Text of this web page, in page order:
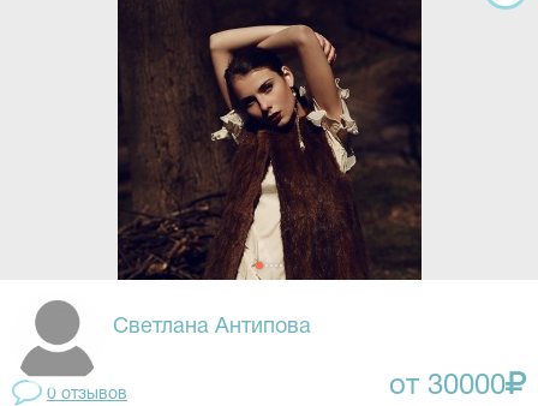
Светлана Антипова
0 отзывов от 30000